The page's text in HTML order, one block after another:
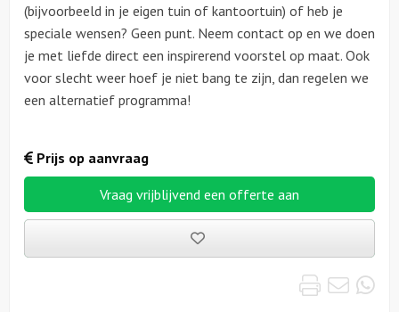
(bijvoorbeeld in je eigen tuin of kantoortuin) of heb je
speciale wensen? Geen punt. Neem contact op en we doen
je met liefde direct een inspirerend voorstel op maat. Ook
voor slecht weer hoef je niet bang te zijn, dan regelen we
een alternatief programma!
Vraag vrijblijvend een offerte aan
uitjes
Prijs op aanvraag
Print